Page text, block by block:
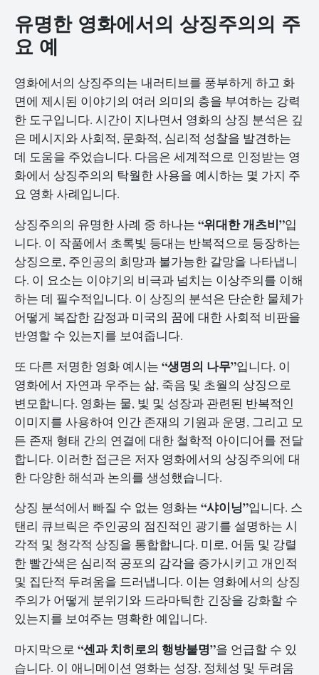
유명한 영화에서의 상징주의의 주
요 예
영화에서의 상징주의는 내러티브를 풍부하게 하고 화
면에 제시된 이야기의 여러 의미의 층을 부여하는 강력
한 도구입니다. 시간이 지나면서 영화의 상징 분석은 깊
은 메시지와 사회적, 문화적, 심리적 성찰을 발견하는
데 도움을 주었습니다. 다음은 세계적으로 인정받는 영
화에서 상징주의의 탁월한 사용을 예시하는 몇 가지 주
요 영화 사례입니다.
상징주의의 유명한 사례 중 하나는 “위대한 개츠비”입
니다. 이 작품에서 초록빛 등대는 반복적으로 등장하는
상징으로, 주인공의 희망과 불가능한 갈망을 나타냅니
다. 이 요소는 이야기의 비극과 넘치는 이상주의를 이해
하는 데 필수적입니다. 이 상징의 분석은 단순한 물체가
어떻게 복잡한 감정과 미국의 꿈에 대한 사회적 비판을
반영할 수 있는지를 보여줍니다.
또 다른 저명한 영화 예시는 “생명의 나무”입니다. 이
영화에서 자연과 우주는 삶, 죽음 및 초월의 상징으로
변모합니다. 영화는 물, 빛 및 성장과 관련된 반복적인
이미지를 사용하여 인간 존재의 기원과 운명, 그리고 모
든 존재 형태 간의 연결에 대한 철학적 아이디어를 전달
합니다. 이러한 접근은 저자 영화에서의 상징주의에 대
한 다양한 해석과 논의를 생성했습니다.
상징 분석에서 빠질 수 없는 영화는 “샤이닝”입니다. 스
탠리 큐브릭은 주인공의 점진적인 광기를 설명하는 시
각적 및 청각적 상징을 통합합니다. 미로, 어둠 및 강렬
한 빨간색은 심리적 공포의 감각을 증가시키고 개인적
및 집단적 두려움을 드러냅니다. 이는 영화에서의 상징
주의가 어떻게 분위기와 드라마틱한 긴장을 강화할 수
있는지를 보여주는 명확한 예입니다.
마지막으로 “센과 치히로의 행방불명”을 언급할 수 있
습니다. 이 애니메이션 영화는 성장, 정체성 및 두려움